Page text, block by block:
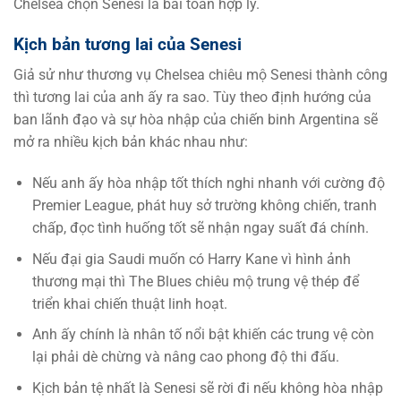
Chelsea chọn Senesi là bài toán hợp lý.
Kịch bản tương lai của Senesi
Giả sử như thương vụ Chelsea chiêu mộ Senesi thành công
thì tương lai của anh ấy ra sao. Tùy theo định hướng của
ban lãnh đạo và sự hòa nhập của chiến binh Argentina sẽ
mở ra nhiều kịch bản khác nhau như:
Nếu anh ấy hòa nhập tốt thích nghi nhanh với cường độ
Premier League, phát huy sở trường không chiến, tranh
chấp, đọc tình huống tốt sẽ nhận ngay suất đá chính.
Nếu đại gia Saudi muốn có Harry Kane vì hình ảnh
thương mại thì The Blues chiêu mộ trung vệ thép để
triển khai chiến thuật linh hoạt.
Anh ấy chính là nhân tố nổi bật khiến các trung vệ còn
lại phải dè chừng và nâng cao phong độ thi đấu.
Kịch bản tệ nhất là Senesi sẽ rời đi nếu không hòa nhập